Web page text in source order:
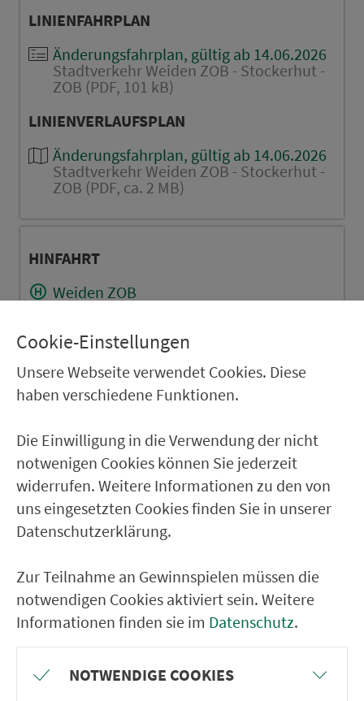
LINIENFAHRPLAN
Änderungsfahrplan, gültig ab 14.06.2026
Stadtverkehr Weiden ZOB - Stockerhut -
ZOB (PDF, 101 kB)
LINIENVERLAUFSPLAN
Änderungsfahrplan, gültig ab 14.06.2026
Stadtverkehr Weiden ZOB - Stockerhut -
ZOB (PDF, ca. 2 MB)
HINFAHRT
Weiden ZOB
Weiden Bahnhof
Weiden Schweiger-/Frauenrichter Str.
Weiden Berufsschule
Weiden Breslauer Straße
Weiden Danziger Straße
Weiden Stockerhutweg
Weiden Westfalenstraße
Weiden Berliner-/Leimbergerstr.
Weiden Ermersrichter Straße
Weiden Pestalozzistr.
Cookie-Einstellungen
Unsere Webseite verwendet Cookies. Diese
haben verschiedene Funktionen.
Die Einwilligung in die Verwendung der nicht
notwenigen Cookies können Sie jederzeit
widerrufen. Weitere Informationen zu den von
uns eingesetzten Cookies finden Sie in unserer
Datenschutzerklärung.
Zur Teilnahme an Gewinnspielen müssen die
notwendigen Cookies aktiviert sein. Weitere
Informationen finden sie im Datenschutz.
NOTWENDIGE COOKIES